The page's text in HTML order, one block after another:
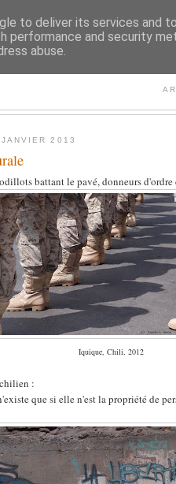
2013
battant le pavé, donneurs d'ordre
Iquique, Chili, 2012
:
que si elle n'est la propriété de
to deliver its services and
performance and security
abuse.